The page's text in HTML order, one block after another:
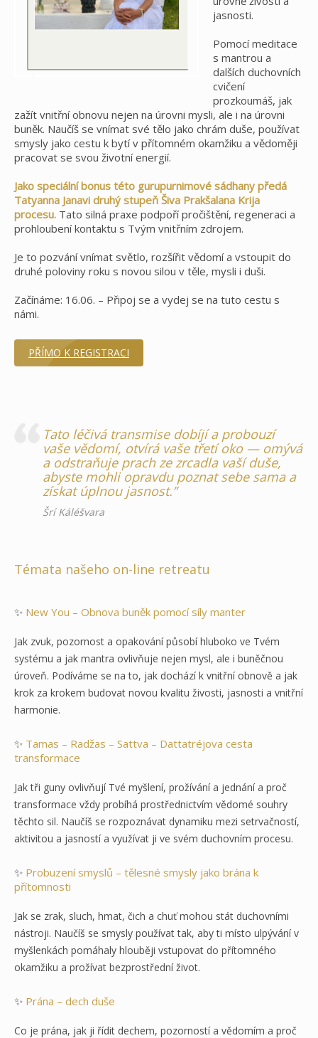
jasnosti.
Pomocí meditace
s mantrou a
dalších duchovních
cvičení
prozkoumáš, jak
zažít vnitřní obnovu nejen na úrovni mysli, ale i na úrovni
buněk. Naučíš se vnímat své tělo jako chrám duše, používat
smysly jako cestu k bytí v přítomném okamžiku a vědoměji
pracovat se svou životní energií.
Jako speciální bonus této gurupurnimové sádhany předá
Tatyanna Janavi druhý stupeň Šiva Prakšalana Krija
procesu. Tato silná praxe podpoří pročištění, regeneraci a
prohloubení kontaktu s Tvým vnitřním zdrojem.
Je to pozvání vnímat světlo, rozšířit vědomí a vstoupit do
druhé poloviny roku s novou silou v těle, mysli i duši.
Začínáme: 16.06. – Připoj se a vydej se na tuto cestu s
námi.
PŘÍMO K REGISTRACI
Tato léčivá transmise dobíjí a probouzí
vaše vědomí, otvírá vaše třetí oko — omývá
a odstraňuje prach ze zrcadla vaší duše,
abyste mohli opravdu poznat sebe sama a
získat úplnou jasnost.”
Šrí Káléšvara
Témata našeho on-line retreatu
✨ New You – Obnova buněk pomocí síly manter
Jak zvuk, pozornost a opakování působí hluboko ve Tvém
systému a jak mantra ovlivňuje nejen mysl, ale i buněčnou
úroveň. Podíváme se na to, jak dochází k vnitřní obnově a jak
krok za krokem budovat novou kvalitu živosti, jasnosti a vnitřní
harmonie.
✨ Tamas – Radžas – Sattva – Dattatréjova cesta
transformace
Jak tři guny ovlivňují Tvé myšlení, prožívání a jednání a proč
transformace vždy probíhá prostřednictvím vědomé souhry
těchto sil. Naučíš se rozpoznávat dynamiku mezi setrvačností,
aktivitou a jasností a využívat ji ve svém duchovním procesu.
✨ Probuzení smyslů – tělesné smysly jako brána k
přítomnosti
Jak se zrak, sluch, hmat, čich a chuť mohou stát duchovními
nástroji. Naučíš se smysly používat tak, aby ti místo ulpývání v
myšlenkách pomáhaly hlouběji vstupovat do přítomného
okamžiku a prožívat bezprostřední život.
✨ Prána – dech duše
Co je prána, jak ji řídit dechem, pozorností a vědomím a proč